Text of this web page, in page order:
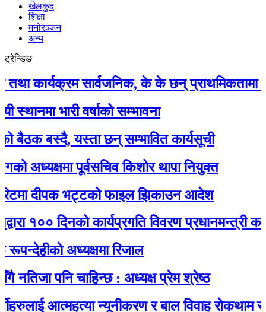
खेलकुद
शिक्षा
मनोरञ्जन
अन्य
ट्रेन्डिङ
सार्वजनिक, के के छन् प्राथमिकतामा ?
भारी वर्षाको सम्भावना
बस्दै, यस्ता छन् सम्भावित कार्यसूची
पूर्वसचिव किशोर थापा नियुक्त
दीपक भट्टको फाइल झिकाउन आदेश
१०० दिनको कार्यप्रगति विवरण प्रधानमन्त्री
अध्यक्षमा रिजाल
पनि चाहिन्छ : अध्यक्ष प्रेम श्रेष्ठ
आत्महत्या न्यूनीकरण र बाल विवाह रोकथाम